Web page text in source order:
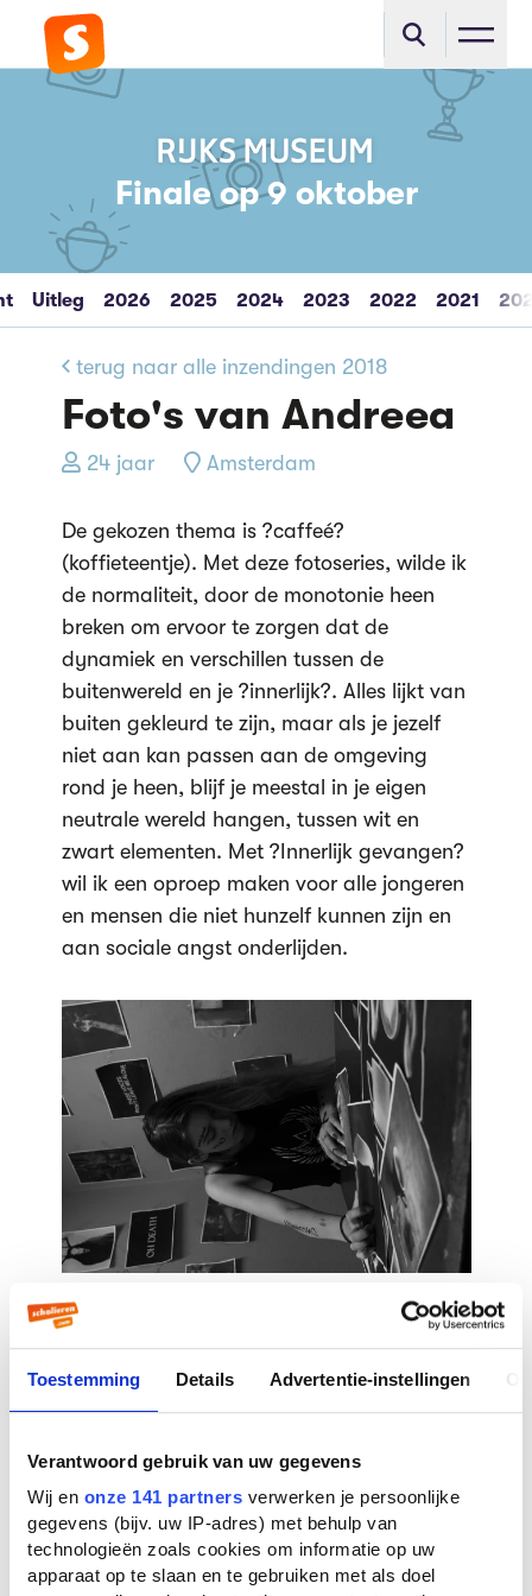
Toestemming Details Advertentie-instellingen
Verantwoord gebruik van uw gegevens
Wij en onze 141 partners verwerken je persoonlijke
gegevens (bijv. uw IP-adres) met behulp van
technologieën zoals cookies om informatie op uw
apparaat op te slaan en te gebruiken met als doel
Finale op 9 oktober
Uitleg 2026 2025 2024 2023 2022 2021
terug naar alle inzendingen 2018
Foto's van Andreea
24 jaar Amsterdam
De gekozen thema is ?caffeé?
(koffieteentje). Met deze fotoseries, wilde ik
de normaliteit, door de monotonie heen
breken om ervoor te zorgen dat de
dynamiek en verschillen tussen de
buitenwereld en je ?innerlijk?. Alles lijkt van
buiten gekleurd te zijn, maar als je jezelf
niet aan kan passen aan de omgeving
rond je heen, blijf je meestal in je eigen
neutrale wereld hangen, tussen wit en
zwart elementen. Met ?Innerlijk gevangen?
wil ik een oproep maken voor alle jongeren
en mensen die niet hunzelf kunnen zijn en
aan sociale angst onderlijden.